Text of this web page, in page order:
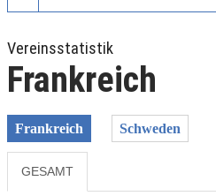
Vereinsstatistik
Frankreich
Frankreich Schweden
GESAMT